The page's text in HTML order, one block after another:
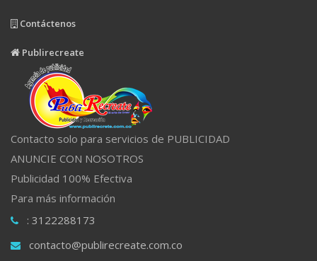
Contáctenos
Publirecreate
Contacto solo para servicios de PUBLICIDAD
ANUNCIE CON NOSOTROS
Publicidad 100% Efectiva
Para más información
: 3122288173
contacto@publirecreate.com.co